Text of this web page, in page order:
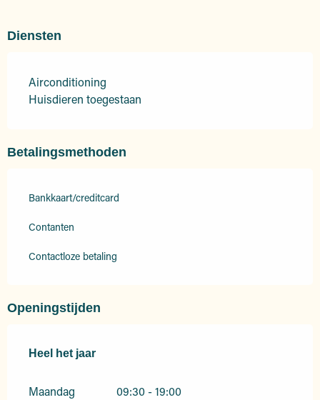
Diensten
Airconditioning
Huisdieren toegestaan
Betalingsmethoden
Bankkaart/creditcard
Contanten
Contactloze betaling
Openingstijden
Heel het jaar
Heel het jaar
Maandag 09:30 - 19:00